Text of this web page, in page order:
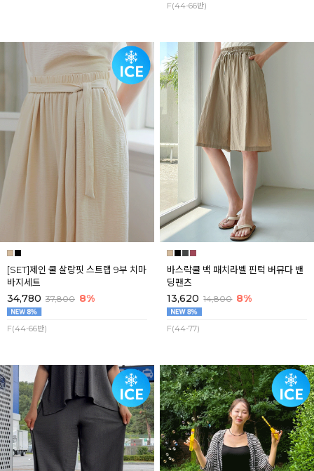
F(44-66반)
[SET]제인 쿨 살랑핏 스트랩 9부 치마
바지세트
34,780 37,800 8%
F(44-66반)
바스락쿨 백 패치라벨 핀턱 버뮤다 밴
딩팬츠
13,620 14,800 8%
F(44-77)